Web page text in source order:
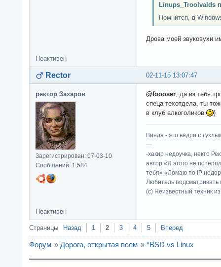
Linups_Troolvalds
Помнится, в
Дрова моей звуковухи
Неактивен
02-11-15 13:07:47
Rector
ректор Захаров
Зарегистрирован: 07-03-10
Сообщений: 1,584
@foooser, да из тебя
спеца техотдела, ты
в клуб алкоголиков
)
Винда - это ведро с
---
-хакир недоучка, некто
автор «Я этого не
тебя» «Ломаю по IP
Любитель подсматривать
(c) Неизвестный техник
Неактивен
Страницы Назад 1 2 3 4 5 Вперед
Форум » Дорога, открытая всем » *BSD vs Linux